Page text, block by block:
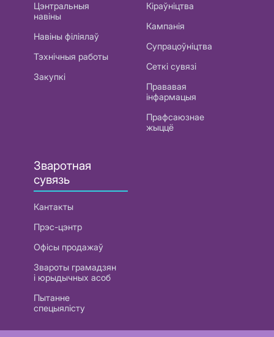
Цэнтральныя
навіны
Навіны філіялаў
Тэхнічныя работы
Закупкі
Кіраўніцтва
Кампанія
Супрацоўніцтва
Сеткі сувязі
Прававая
інфармацыя
Прафсаюзнае
жыццё
Зваротная
сувязь
Кантакты
Прэс-цэнтр
Офісы продажаў
Звароты грамадзян
і юрыдычных асоб
Пытанне
спецыялісту